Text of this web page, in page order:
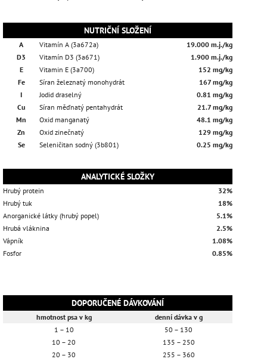
NUTRIČNÍ SLOŽENÍ
A Vitamín A (3a672a)
19.000 m.j./kg
D3
Vitamín D3 (3a671)
1.900 m.j./kg
E
Vitamin E (3a700)
152 mg/kg
Fe
Síran železnatý monohydrát
167 mg/kg
I
Jodid draselný
0.81 mg/kg
Cu
Síran měďnatý pentahydrát
21.7 mg/kg
Mn
Oxid manganatý
48.1 mg/kg
Zn
Oxid zinečnatý
129 mg/kg
Se
Seleničitan sodný (3b801) 0.25 mg/kg
ANALYTICKÉ SLOŽKY
Hrubý protein
32%
Hrubý tuk
18%
Anorganické látky (hrubý popel)
5.1%
Hrubá vláknina
2.5%
Vápník
1.08%
Fosfor
0.85%
DOPORUČENÉ DÁVKOVÁNÍ
hmotnost psa v kg
denní dávka v g
1 – 10
50 – 130
10 – 20
135 – 250
20 – 30
255 – 360